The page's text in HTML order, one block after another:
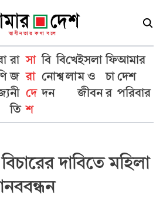
রা
জ
নী
তি
সা
রা
দে
শ
বি
নো
দন
বি
শ্ব
খে
লা
ইসলা
ম ও
জীবন
ফি
চা
র
আমার
দেশ
পরিবার
দাবিতে মহিলা